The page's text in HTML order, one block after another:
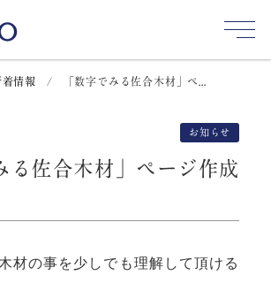
着情報 「数字でみる佐合木材」ペ...
お知らせ
る佐合木材」ページ作成
材の事を少しでも理解して頂ける